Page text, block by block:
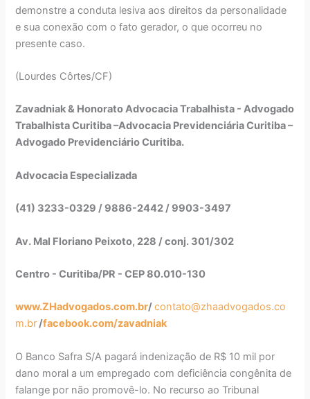
demonstre a conduta lesiva aos direitos da personalidade
e sua conexão com o fato gerador, o que ocorreu no
presente caso.
(Lourdes Côrtes/CF)
Zavadniak & Honorato Advocacia Trabalhista - Advogado
Trabalhista Curitiba –Advocacia Previdenciária Curitiba –
Advogado Previdenciário Curitiba.
Advocacia Especializada
(41) 3233-0329 / 9886-2442 / 9903-3497
Av. Mal Floriano Peixoto, 228 / conj. 301/302
Centro - Curitiba/PR - CEP 80.010-130
www.ZHadvogados.com.br/contato@zhaadvogados.co
m.br/facebook.com/zavadniak
O Banco Safra S/A pagará indenização de R$ 10 mil por
dano moral a um empregado com deficiência congênita de
falange por não promovê-lo. No recurso ao Tribunal